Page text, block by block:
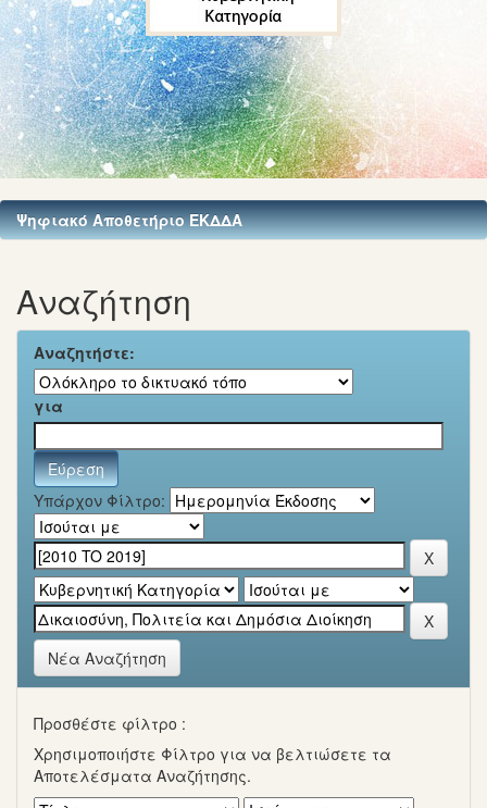
Ψηφιακό Αποθετήριο ΕΚΔΔΑ
Αναζήτηση
Αναζητήστε:
για
Υπάρχον Φίλτρο:
Νέα Αναζήτηση
Προσθέστε φίλτρο :
Χρησιμοποιήστε Φίλτρο για να βελτιώσετε τα
Αποτελέσματα Αναζήτησης.